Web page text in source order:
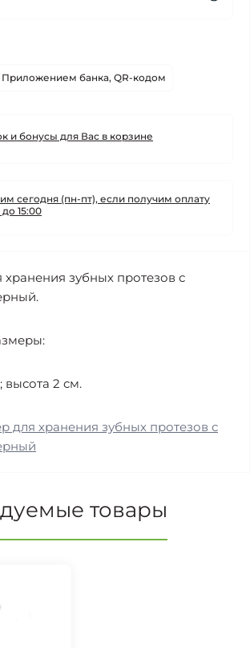
Приложением банка, QR-кодом
и бонусы для Вас в корзине
сегодня (пн-пт), если получим оплату
до 15:00
зубных протезов с
высота 2 см.
для хранения зубных протезов с
товары